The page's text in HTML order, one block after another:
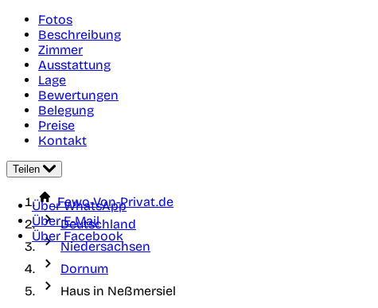
Fotos
Beschreibung
Zimmer
Ausstattung
Lage
Bewertungen
Belegung
Preise
Kontakt
Teilen
Über WhatsApp
Über E-Mail
Über Facebook
Fewo-Von-Privat.de
Deutschland
Niedersachsen
Dornum
Haus in Neßmersiel